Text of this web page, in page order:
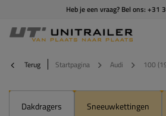
Heb je een vraag? Bel ons: +31
Terug Startpagina Audi 100
Dakdragers Sneeuwkettingen